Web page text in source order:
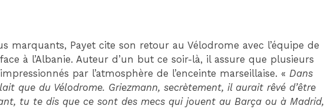
marquants, Payet cite son retour au Vélodrome avec l’équipe de
à l’Albanie. Auteur d’un but ce soir-là, il assure que plusieurs
par l’atmosphère de l’enceinte marseillaise. « Dans
que du Vélodrome. Griezmann, secrètement, il aurait rêvé d’être
tu te dis que ce sont des mecs qui jouent au Barça ou à Madrid,